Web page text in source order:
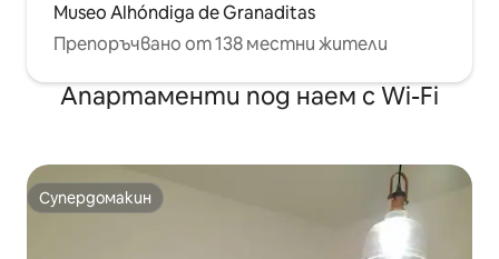
Museo Alhóndiga de Granaditas
Препоръчвано от 138 местни жители
Апартаменти под наем с Wi-Fi
Супердомакин
Супердомакин